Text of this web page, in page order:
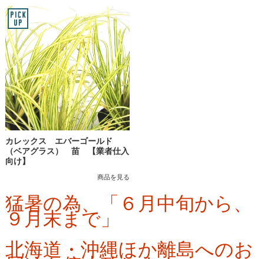
カレックス エバーゴールド
（ベアグラス） 苗 【業者仕入
向け】
商品を見る
猛暑の為、「６月中旬から、
９月末まで」
北海道・沖縄ほか離島へのお